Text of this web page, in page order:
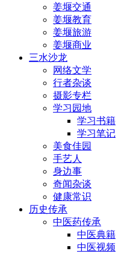
姜堰交通
姜堰教育
姜堰旅游
姜堰商业
三水沙龙
网络文学
行者杂谈
摄影专栏
学习园地
学习书籍
学习笔记
美食佳园
手艺人
身边事
奇闻杂谈
健康常识
历史传承
中医药传承
中医典籍
中医视频